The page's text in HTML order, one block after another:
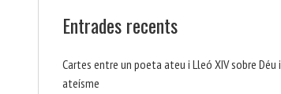
Entrades recents
Cartes entre un poeta ateu i Lleó XIV sobre Déu i
ateísme